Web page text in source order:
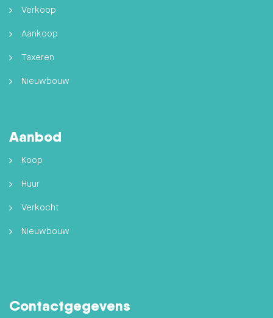
Verkoop
Aankoop
Taxeren
Nieuwbouw
Aanbod
Koop
Huur
Verkocht
Nieuwbouw
Contactgegevens